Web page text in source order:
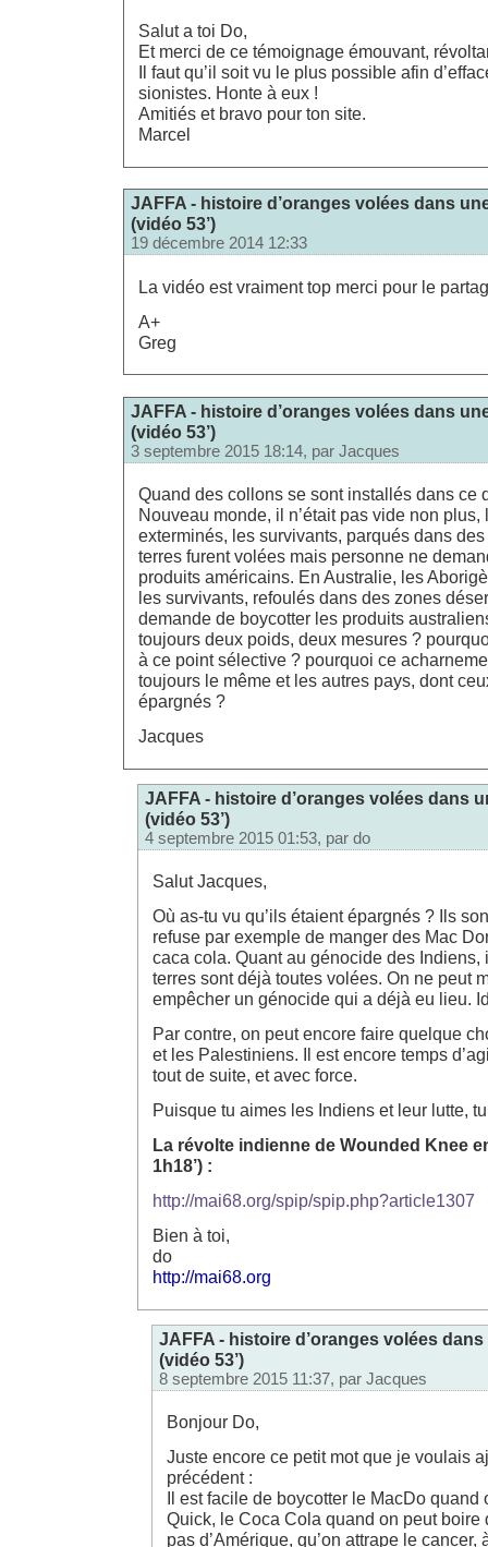
Salut a toi Do,
Et merci de ce témoignage émouvant,
Il faut qu’il soit vu le plus possible afin
sionistes. Honte à eux !
Amitiés et bravo pour ton site.
Marcel
JAFFA - histoire d’oranges volées dans
(vidéo 53’)
19 décembre 2014 12:33
La vidéo est vraiment top merci pour le
A+
Greg
JAFFA - histoire d’oranges volées dans
(vidéo 53’)
3 septembre 2015 18:14, par Jacques
Quand des collons se sont installés dans ce
Nouveau monde, il n’était pas vide non plus,
exterminés, les survivants, parqués dans
terres furent volées mais personne ne
produits américains. En Australie, les
les survivants, refoulés dans des zones
demande de boycotter les produits
toujours deux poids, deux mesures ?
à ce point sélective ? pourquoi ce
toujours le même et les autres pays, dont
épargnés ?
Jacques
JAFFA - histoire d’oranges volées dans
(vidéo 53’)
4 septembre 2015 01:53, par do
Salut Jacques,
Où as-tu vu qu’ils étaient épargnés ? Ils
refuse par exemple de manger des Mac
caca cola. Quant au génocide des Indiens,
terres sont déjà toutes volées. On ne peut
empêcher un génocide qui a déjà eu lieu.
Par contre, on peut encore faire quelque
et les Palestiniens. Il est encore temps
tout de suite, et avec force.
Puisque tu aimes les Indiens et leur lutte,
La révolte indienne de Wounded Knee
1h18’) :
http://mai68.org/spip/spip.php?article1307
Bien à toi,
do
http://mai68.org
JAFFA - histoire d’oranges volées
(vidéo 53’)
8 septembre 2015 11:37, par Jacques
Bonjour Do,
Juste encore ce petit mot que je voulais
précédent :
Il est facile de boycotter le MacDo quand
Quick, le Coca Cola quand on peut boire
pas d’Amérique, qu’on attrape le